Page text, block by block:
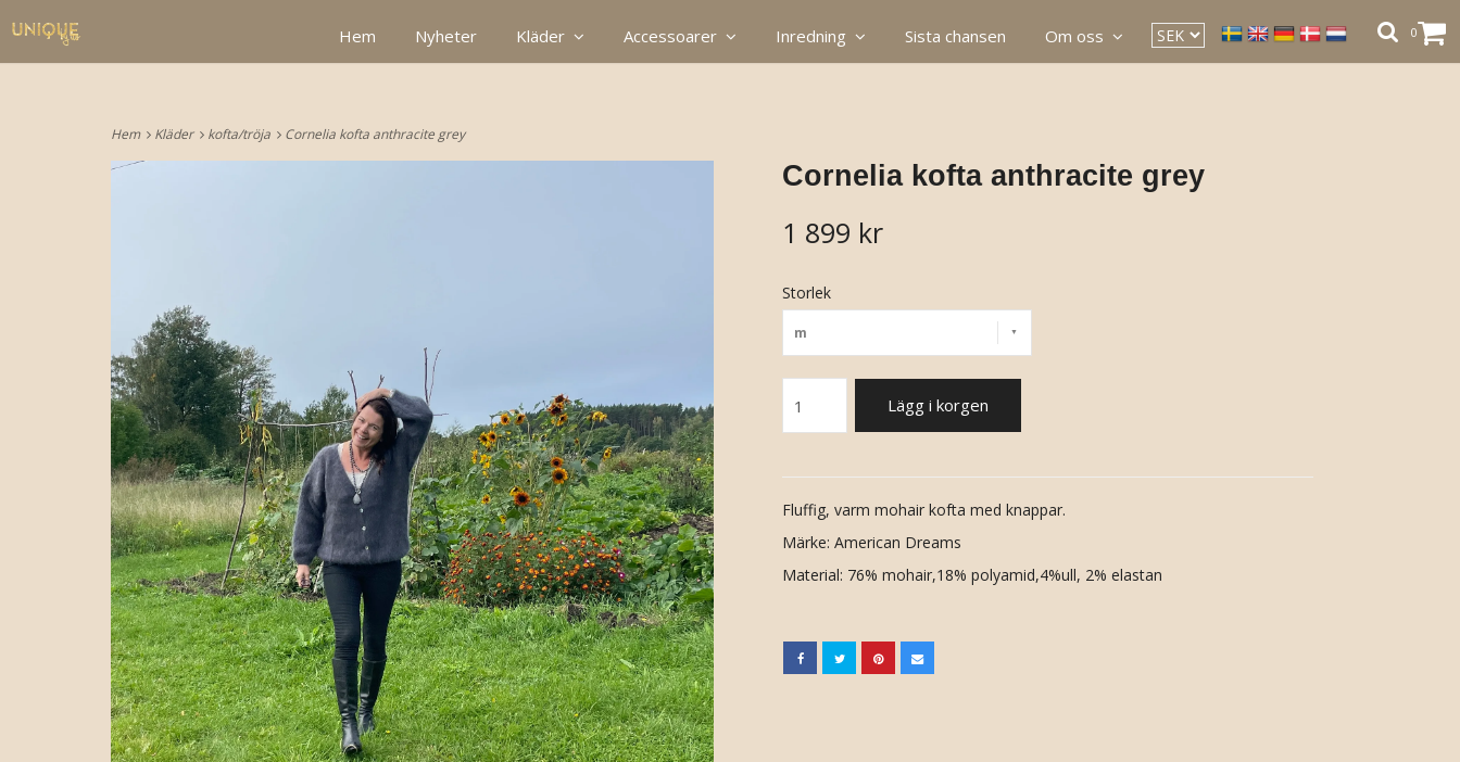
Hem Kläder kofta/tröja Cornelia kofta anthracite grey
Cornelia kofta anthracite grey
1 899 kr
Storlek
m
Lägg i korgen
Fluffig, varm mohair kofta med knappar.
Märke: American Dreams
Material: 76% mohair,18% polyamid,4%ull, 2% elastan
Hem Nyheter Kläder Accessoarer Inredning Sista chansen Om oss 0